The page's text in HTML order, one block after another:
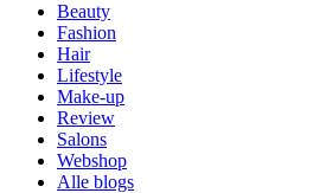
Beauty
Fashion
Hair
Lifestyle
Make-up
Review
Salons
Webshop
Alle blogs